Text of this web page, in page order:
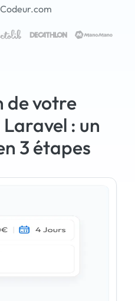
de votre
: un
3 étapes